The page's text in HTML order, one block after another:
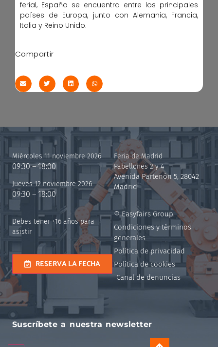
ferial, España se encuentra entre los principales
países de Europa, junto con Alemania, Francia,
Italia y Reino Unido.
Compartir
Miércoles 11 noviembre 2026
09:30 – 18:00
Jueves 12 noviembre 2026
09:30 – 18:00
Debes tener +16 años para
asistir
RESERVA LA FECHA
Feria de Madrid
Pabellones 2 y 4
Avenida Partenón 5, 28042
Madrid
© Easyfairs Group
Condiciones y términos
generales
Política de privacidad
Política de cookies
Canal de denuncias
Suscríbete a nuestra newsletter